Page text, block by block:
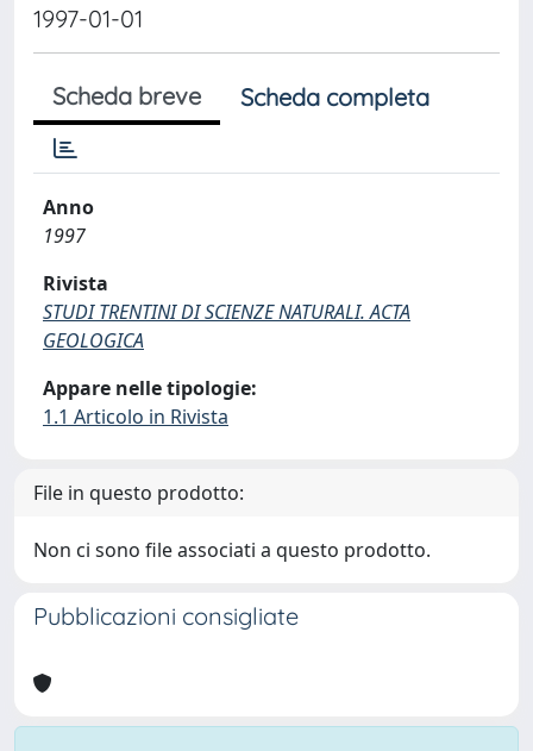
1997-01-01
Scheda breve Scheda completa
Anno
1997
Rivista
STUDI TRENTINI DI SCIENZE NATURALI. ACTA
GEOLOGICA
Appare nelle tipologie:
1.1 Articolo in Rivista
File in questo prodotto:
Non ci sono file associati a questo prodotto.
Pubblicazioni consigliate